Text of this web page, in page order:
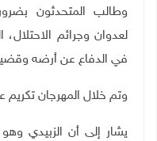
وطالب المتحدثون
لعدوان وجرائم
في الدفاع عن أرضه
وتم خلال المهرجان تكريم
يشار إلى أن الزبيدي